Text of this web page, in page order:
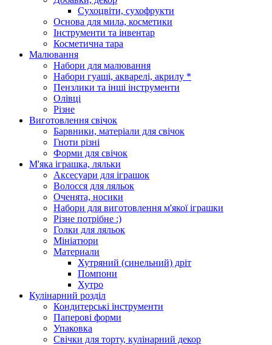
Сухоцвіти, сухофрукти
Основа для мила, косметики
Інструменти та інвентар
Косметична тара
Малювання
Набори для малювання
Набори гуаші, акварелі, акрилу *
Пензлики та інші інструменти
Олівці
Різне
Виготовлення свічок
Барвники, матеріали для свічок
Гноти різні
Форми для свічок
М'яка іграшка, ляльки
Аксесуари для іграшок
Волосся для ляльок
Оченята, носики
Набори для виготовлення м'якої іграшки
Різне потрібне :)
Голки для ляльок
Мініатюри
Материали
Хутряний (синельний) дріт
Помпони
Хутро
Кулінарний розділ
Кондитерські інструменти
Паперові форми
Упаковка
Свічки для торту, кулінарний декор